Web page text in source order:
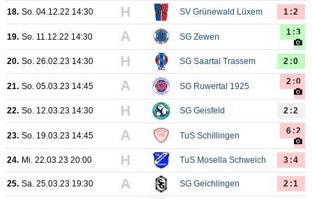
18. So. 04.12.22 14:30 H SV Grünewald Lüxem 1:2
19. So. 11.12.22 14:30 A SG Zewen 1:3
20. So. 26.02.23 14:30 H SG Saartal Trassem 2:0
21. So. 05.03.23 14:45 A SG Ruwertal 1925 2:0
22. So. 12.03.23 14:30 H SG Geisfeld 2:2
23. So. 19.03.23 14:45 A TuS Schillingen 6:2
24. Mi. 22.03.23 20:00 H TuS Mosella Schweich 3:4
25. Sa. 25.03.23 19:30 A SG Geichlingen 2:1